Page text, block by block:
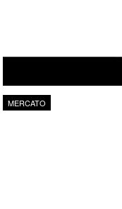
Vai al contenuto
MERCATO